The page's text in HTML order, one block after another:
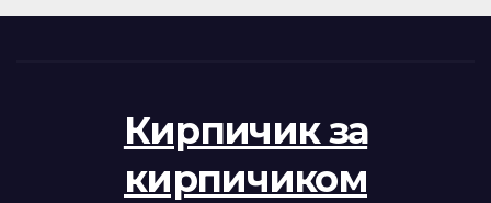
Кирпичик за
кирпичиком